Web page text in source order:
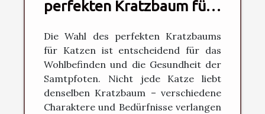
perfekten Kratzbaum für
Katzentypen?
Die Wahl des perfekten Kratzbaums
für Katzen ist entscheidend für das
Wohlbefinden und die Gesundheit der
Samtpfoten. Nicht jede Katze liebt
denselben Kratzbaum – verschiedene
Charaktere und Bedürfnisse verlangen